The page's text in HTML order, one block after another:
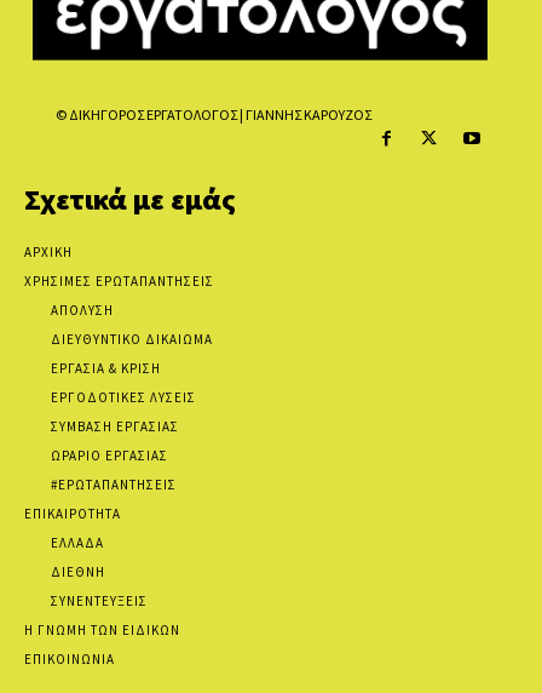
© ΔΙΚΗΓΟΡΟΣ ΕΡΓΑΤΟΛΟΓΟΣ | ΓΙΑΝΝΗΣ ΚΑΡΟΥΖΟΣ
Σχετικά με εμάς
ΑΡΧΙΚΗ
ΧΡΗΣΙΜΕΣ ΕΡΩΤΑΠΑΝΤΗΣΕΙΣ
ΑΠΟΛΥΣΗ
ΔΙΕΥΘΥΝΤΙΚΟ ΔΙΚΑΙΩΜΑ
ΕΡΓΑΣΙΑ & ΚΡΙΣΗ
ΕΡΓΟΔΟΤΙΚΕΣ ΛΥΣΕΙΣ
ΣΥΜΒΑΣΗ ΕΡΓΑΣΙΑΣ
ΩΡΑΡΙΟ ΕΡΓΑΣΙΑΣ
#ΕΡΩΤΑΠΑΝΤΗΣΕΙΣ
ΕΠΙΚΑΙΡΟΤΗΤΑ
ΕΛΛΑΔΑ
ΔΙΕΘΝΗ
ΣΥΝΕΝΤΕΥΞΕΙΣ
Η ΓΝΩΜΗ ΤΩΝ ΕΙΔΙΚΩΝ
ΕΠΙΚΟΙΝΩΝΙΑ